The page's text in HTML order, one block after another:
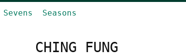
Sevens Seasons
CHING FUNG